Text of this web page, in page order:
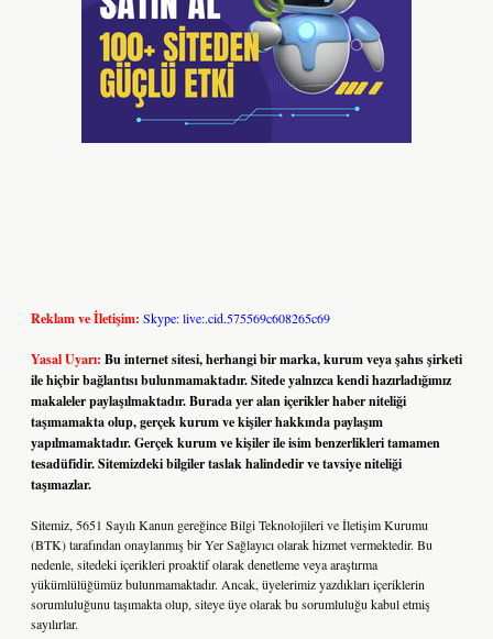
Reklam ve İletişim: Skype: live:.cid.575569c608265c69
Yasal Uyarı: Bu internet sitesi, herhangi bir marka, kurum veya şahıs şirketi
ile hiçbir bağlantısı bulunmamaktadır. Sitede yalnızca kendi hazırladığımız
makaleler paylaşılmaktadır. Burada yer alan içerikler haber niteliği
taşımamakta olup, gerçek kurum ve kişiler hakkında paylaşım
yapılmamaktadır. Gerçek kurum ve kişiler ile isim benzerlikleri tamamen
tesadüfidir. Sitemizdeki bilgiler taslak halindedir ve tavsiye niteliği
taşımazlar.
Sitemiz, 5651 Sayılı Kanun gereğince Bilgi Teknolojileri ve İletişim Kurumu
(BTK) tarafından onaylanmış bir Yer Sağlayıcı olarak hizmet vermektedir. Bu
nedenle, sitedeki içerikleri proaktif olarak denetleme veya araştırma
yükümlülüğümüz bulunmamaktadır. Ancak, üyelerimiz yazdıkları içeriklerin
sorumluluğunu taşımakta olup, siteye üye olarak bu sorumluluğu kabul etmiş
sayılırlar.